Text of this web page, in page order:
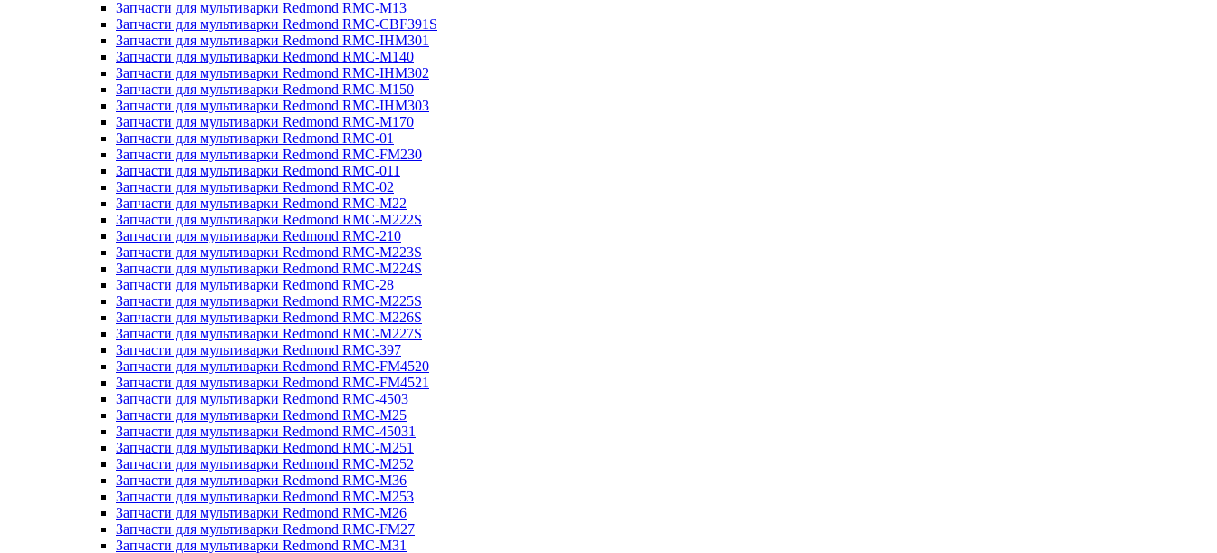
Запчасти для мультиварки Redmond RMC-M13
Запчасти для мультиварки Redmond RMC-CBF391S
Запчасти для мультиварки Redmond RMC-IHM301
Запчасти для мультиварки Redmond RMC-M140
Запчасти для мультиварки Redmond RMC-IHM302
Запчасти для мультиварки Redmond RMC-M150
Запчасти для мультиварки Redmond RMC-IHM303
Запчасти для мультиварки Redmond RMC-M170
Запчасти для мультиварки Redmond RMC-01
Запчасти для мультиварки Redmond RMC-FM230
Запчасти для мультиварки Redmond RMC-011
Запчасти для мультиварки Redmond RMC-02
Запчасти для мультиварки Redmond RMC-M22
Запчасти для мультиварки Redmond RMC-M222S
Запчасти для мультиварки Redmond RMC-210
Запчасти для мультиварки Redmond RMC-M223S
Запчасти для мультиварки Redmond RMC-M224S
Запчасти для мультиварки Redmond RMC-28
Запчасти для мультиварки Redmond RMC-M225S
Запчасти для мультиварки Redmond RMC-M226S
Запчасти для мультиварки Redmond RMC-M227S
Запчасти для мультиварки Redmond RMC-397
Запчасти для мультиварки Redmond RMC-FM4520
Запчасти для мультиварки Redmond RMC-FM4521
Запчасти для мультиварки Redmond RMC-4503
Запчасти для мультиварки Redmond RMC-M25
Запчасти для мультиварки Redmond RMC-45031
Запчасти для мультиварки Redmond RMC-M251
Запчасти для мультиварки Redmond RMC-M252
Запчасти для мультиварки Redmond RMC-M36
Запчасти для мультиварки Redmond RMC-M253
Запчасти для мультиварки Redmond RMC-M26
Запчасти для мультиварки Redmond RMC-FM27
Запчасти для мультиварки Redmond RMC-M31